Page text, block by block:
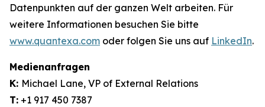
Datenpunkten auf der ganzen Welt arbeiten. Für
weitere Informationen besuchen Sie bitte
www.quantexa.com oder folgen Sie uns auf LinkedIn.
Medienanfragen
K: Michael Lane, VP of External Relations
T: +1 917 450 7387